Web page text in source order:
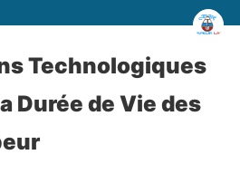
Technologiques
Durée de Vie des